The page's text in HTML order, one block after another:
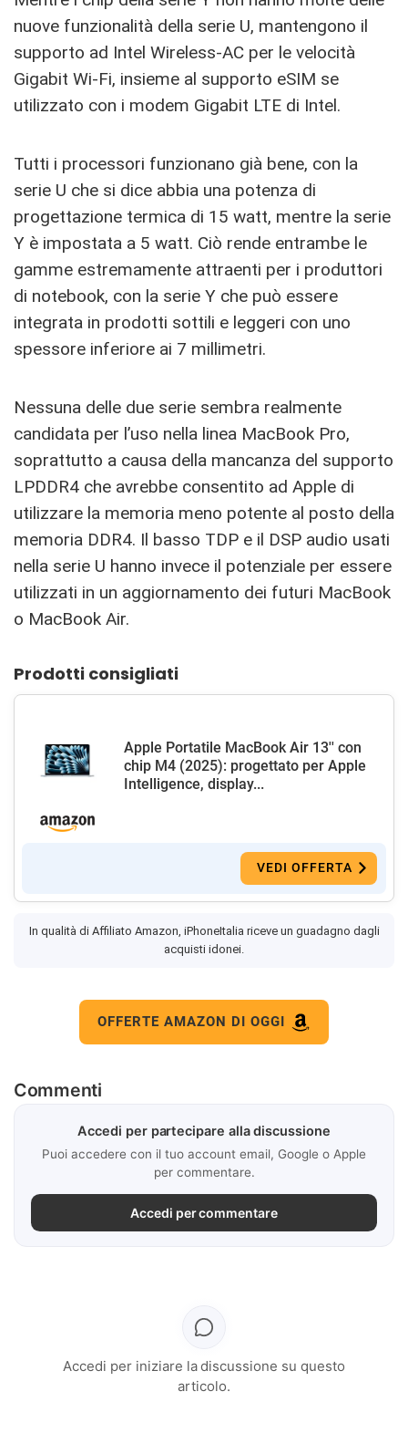
nuove funzionalità della serie U, mantengono il
supporto ad Intel Wireless-AC per le velocità
Gigabit Wi-Fi, insieme al supporto eSIM se
utilizzato con i modem Gigabit LTE di Intel.
Tutti i processori funzionano già bene, con la
serie U che si dice abbia una potenza di
progettazione termica di 15 watt, mentre la serie
Y è impostata a 5 watt. Ciò rende entrambe le
gamme estremamente attraenti per i produttori
di notebook, con la serie Y che può essere
integrata in prodotti sottili e leggeri con uno
spessore inferiore ai 7 millimetri.
Nessuna delle due serie sembra realmente
candidata per l’uso nella linea MacBook Pro,
soprattutto a causa della mancanza del supporto
LPDDR4 che avrebbe consentito ad Apple di
utilizzare la memoria meno potente al posto della
memoria DDR4. Il basso TDP e il DSP audio usati
nella serie U hanno invece il potenziale per essere
utilizzati in un aggiornamento dei futuri MacBook
o MacBook Air.
Prodotti consigliati
Apple Portatile MacBook Air 13'' con
chip M4 (2025): progettato per Apple
Intelligence, display...
VEDI OFFERTA
In qualità di Affiliato Amazon, iPhoneItalia riceve un guadagno dagli
acquisti idonei.
OFFERTE AMAZON DI OGGI
Commenti
Accedi per partecipare alla discussione
Puoi accedere con il tuo account email, Google o Apple
per commentare.
Accedi per commentare
Accedi per iniziare la discussione su questo
articolo.